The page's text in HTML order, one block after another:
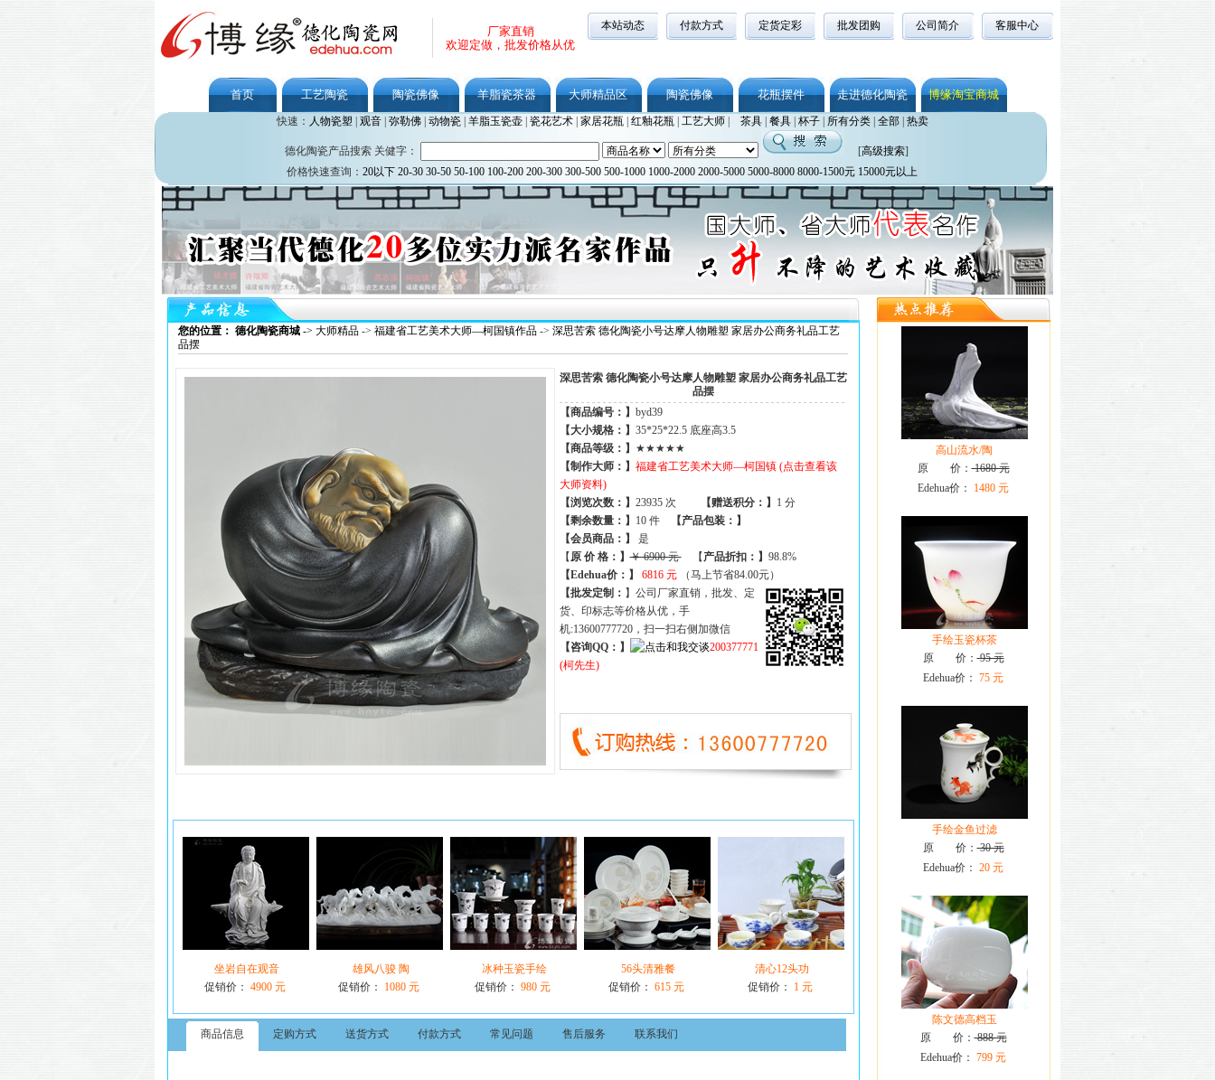
厂家直销
欢迎定做，批发价格从优
本站动态 付款方式 定货定彩 批发团购 公司简介 客服中心
首页 工艺陶瓷 陶瓷佛像 羊脂瓷茶器 大师精品区 陶瓷佛像 花瓶摆件 走进德化陶瓷 博缘淘宝商城
快速： 人物瓷塑 观音| 弥勒佛| 动物瓷| 羊脂玉瓷壶| 瓷花艺术| 家居花瓶| 红釉花瓶| 工艺大师| 茶具| 餐具| 杯子| 所有分类| 全部| 热卖
德化陶瓷产品搜索 关健字： [高级搜索]
价格快速查询： 20以下 20-30 30-50 50-100 100-200 200-300 300-500 500-1000 1000-2000 2000-5000 5000-8000 8000-1500元 15000元以上
您的位置： 德化陶瓷商城 -> 大师精品 -> 福建省工艺美术大师—柯国镇作品 -> 深思苦索 德化陶瓷小号达摩人物雕塑 家居办公商务礼品工艺
品摆
深思苦索 德化陶瓷小号达摩人物雕塑 家居办公商务礼品工艺
品摆
【商品编号：】 byd39
【大小规格：】 35*25*22.5 底座高3.5
【商品等级：】
★★★★★
【制作大师：】 福建省工艺美术大师—柯国镇 (点击查看该
大师资料)
【浏览次数：】 23935 次 【赠送积分：】
1 分
【剩余数量：】 10 件【产品包装：】
【会员商品： 】
是
【 原 价 格： 】￥ 6900 元【 产品折扣： 】 98.8%
【Edehua价：】
6816 元
（马上节省84.00元）
【批发定制： 】公司厂家直销，批发、定
货、印标志等价格从优，手
机:13600777720，扫一扫右侧加微信
【咨询QQ：】
200377771
(柯先生)
坐岩自在观音
促销价： 4900 元
雄风八骏 陶
促销价：
1080 元
冰种玉瓷手绘
促销价： 980 元
56头清雅餐
促销价： 615 元
清心12头功
促销价：
1 元
商品信息 定购方式 送货方式 付款方式 常见问题 售后服务 联系我们
高山流水/陶
原 价：1680 元
Edehua价：
1480 元
手绘玉瓷杯茶
原 价：95 元
Edehua价： 75 元
手绘金鱼过滤
原 价：30 元
Edehua价： 20 元
陈文德高档玉
原 价：888 元
Edehua价： 799 元